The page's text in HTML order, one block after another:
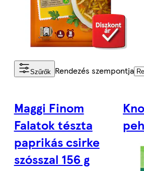
Szűrők Rendezés szempontja
Maggi Finom
Falatok tészta
paprikás csirke
szósszal 156 g